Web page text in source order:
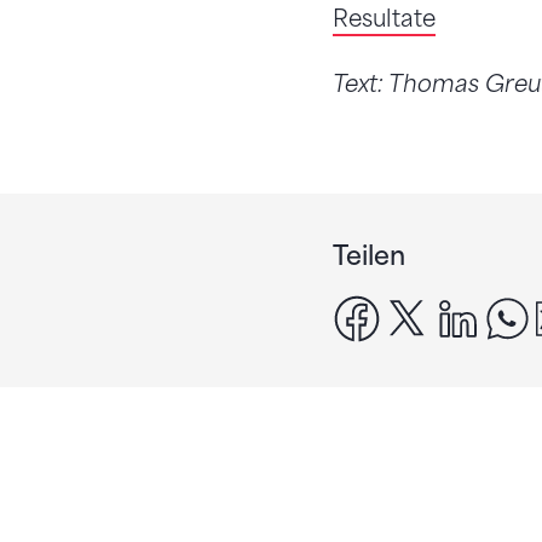
Resultate
Text: Thomas
Teilen
facebook
x